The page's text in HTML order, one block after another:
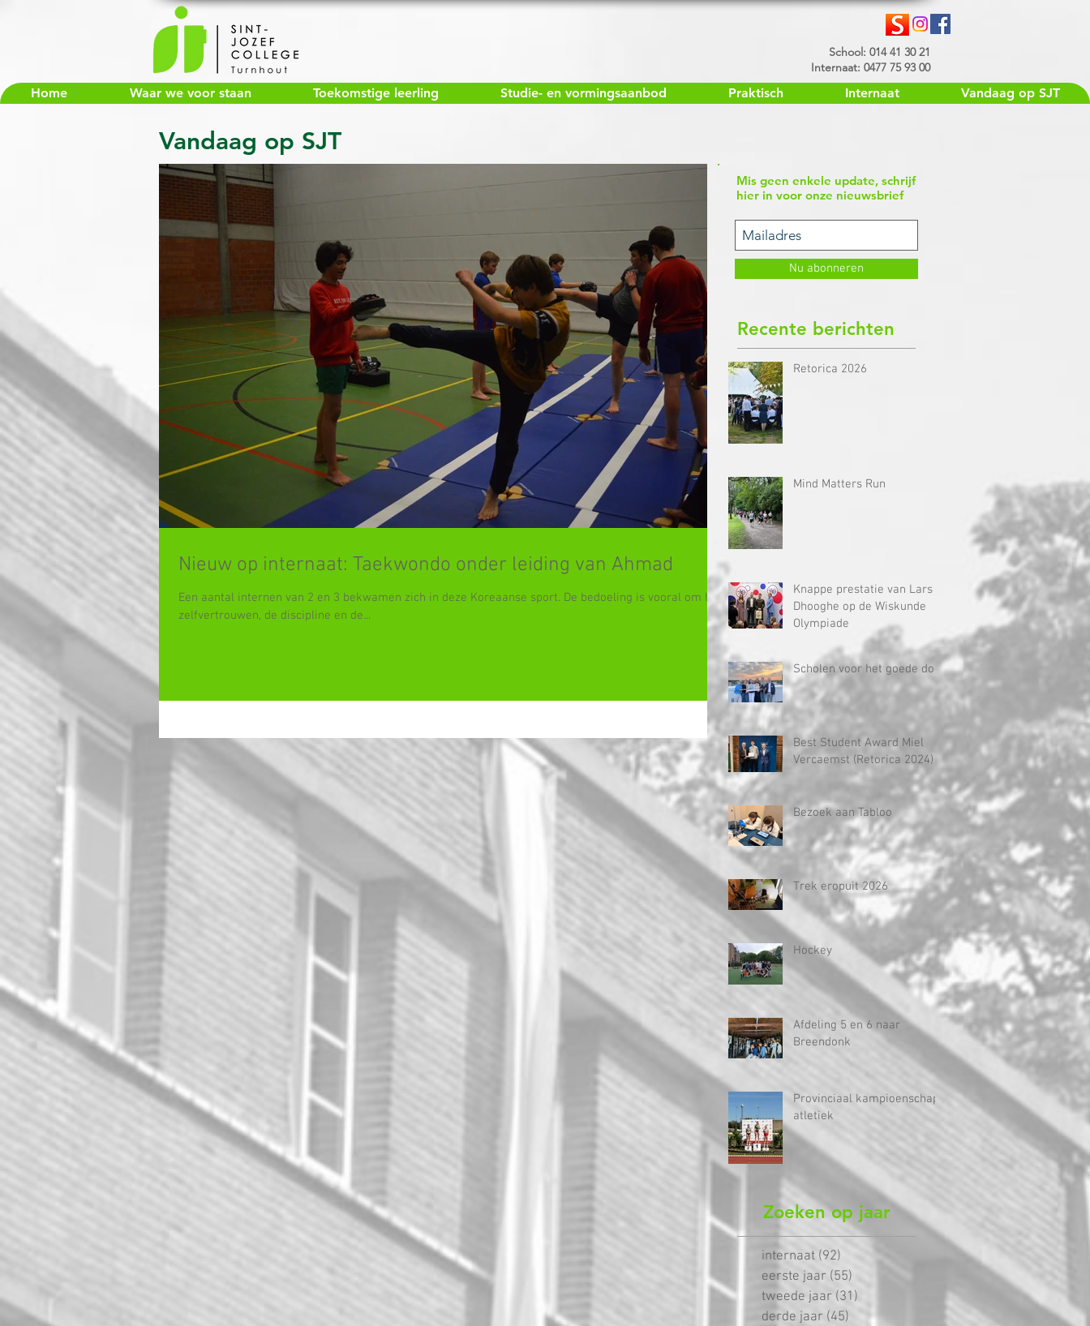
School: 014 41 30 21
Internaat: 0477 75 93 00
Home Waar we voor staan Toekomstige leerling Studie- en vormingsaanbod Praktisch Internaat Vandaag op SJT
Vandaag op SJT
Nieuw op internaat: Taekwondo onder leiding van Ahmad
Een aantal internen van 2 en 3 bekwamen zich in deze Koreaanse sport. De bedoeling is vooral om het
zelfvertrouwen, de discipline en de...
Mis geen enkele update, schrijf
hier in voor onze nieuwsbrief
Nu abonneren
Recente berichten
Retorica 2026
Mind Matters Run
Knappe prestatie van Lars
Dhooghe op de Wiskunde
Olympiade
Scholen voor het goede doel
Best Student Award Miel
Vercaemst (Retorica 2024)
Bezoek aan Tabloo
Trek eropuit 2026
Hockey
Afdeling 5 en 6 naar
Breendonk
Provinciaal kampioenschap
atletiek
Zoeken op jaar
internaat (92) 92 posts
eerste jaar (55)
tweede jaar (31)
derde jaar (45) 45 posts